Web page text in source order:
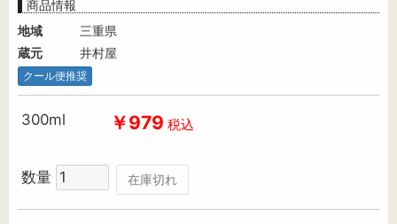
商品情報
地域
三重県
蔵元
井村屋
クール便推奨
300ml ￥979 税込
数量 在庫切れ